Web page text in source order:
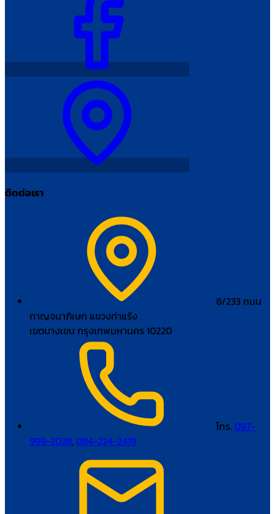
ติดต่อเรา
8/233 ถนน
กาญจนาภิเษก แขวงท่าแร้ง
เขตบางเขน กรุงเทพมหานคร 10220
โทร. 097-
999-2028,084-224-2419